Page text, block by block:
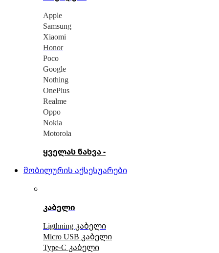
Apple
Samsung
Xiaomi
Honor
Poco
Google
Nothing
OnePlus
Realme
Oppo
Nokia
Motorola
ყველას ნახვა -
მობილურის აქსესუარები
კაბელი
Ligthning კაბელი
Micro USB კაბელი
Type-C კაბელი